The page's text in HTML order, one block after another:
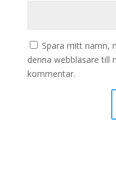
Spara mitt namn,
denna webbläsare till
kommentar.